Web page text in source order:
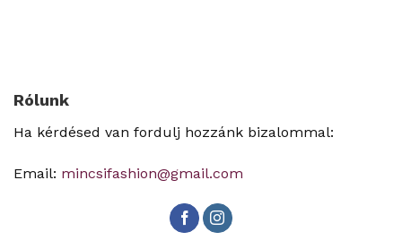
Rólunk
Ha kérdésed van fordulj hozzánk bizalommal:
Email: mincsifashion@gmail.com